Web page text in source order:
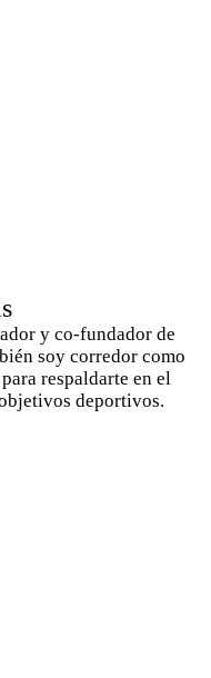
y co-fundador de
soy corredor como
respaldarte en el
deportivos.